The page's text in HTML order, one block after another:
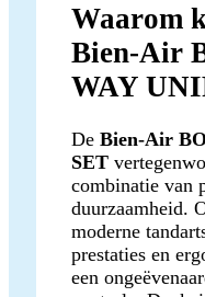
Waarom
Bien-Air
WAY
De Bien-Air
SET
combinatie van
duurzaamheid.
moderne
prestaties en
een